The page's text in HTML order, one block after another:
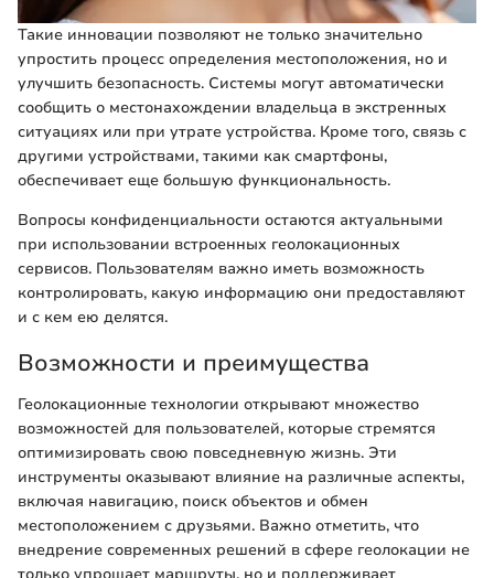
Такие инновации позволяют не только значительно
упростить процесс определения местоположения, но и
улучшить безопасность. Системы могут автоматически
сообщить о местонахождении владельца в экстренных
ситуациях или при утрате устройства. Кроме того, связь с
другими устройствами, такими как смартфоны,
обеспечивает еще большую функциональность.
Вопросы конфиденциальности остаются актуальными
при использовании встроенных геолокационных
сервисов. Пользователям важно иметь возможность
контролировать, какую информацию они предоставляют
и с кем ею делятся.
Возможности и преимущества
Геолокационные технологии открывают множество
возможностей для пользователей, которые стремятся
оптимизировать свою повседневную жизнь. Эти
инструменты оказывают влияние на различные аспекты,
включая навигацию, поиск объектов и обмен
местоположением с друзьями. Важно отметить, что
внедрение современных решений в сфере геолокации не